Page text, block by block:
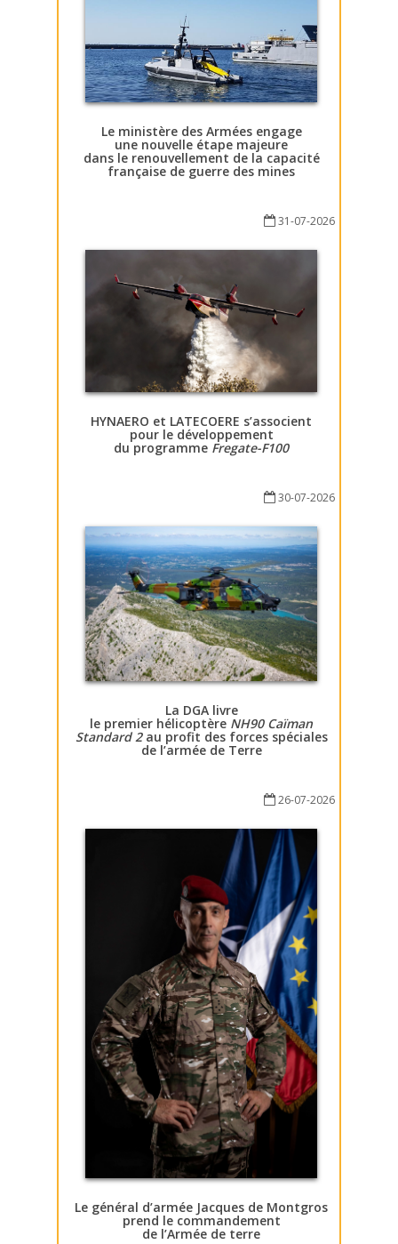
Le ministère des Armées engage
une nouvelle étape majeure
dans le renouvellement de la capacité
française de guerre des mines
31-07-2026
HYNAERO et LATECOERE s’associent
pour le développement
du programme Fregate-F100
30-07-2026
La DGA livre
le premier hélicoptère NH90 Caïman
Standard 2au profit des forces spéciales
de l’armée de Terre
26-07-2026
Le général d’armée Jacques de Montgros
prend le commandement
de l’Armée de terre